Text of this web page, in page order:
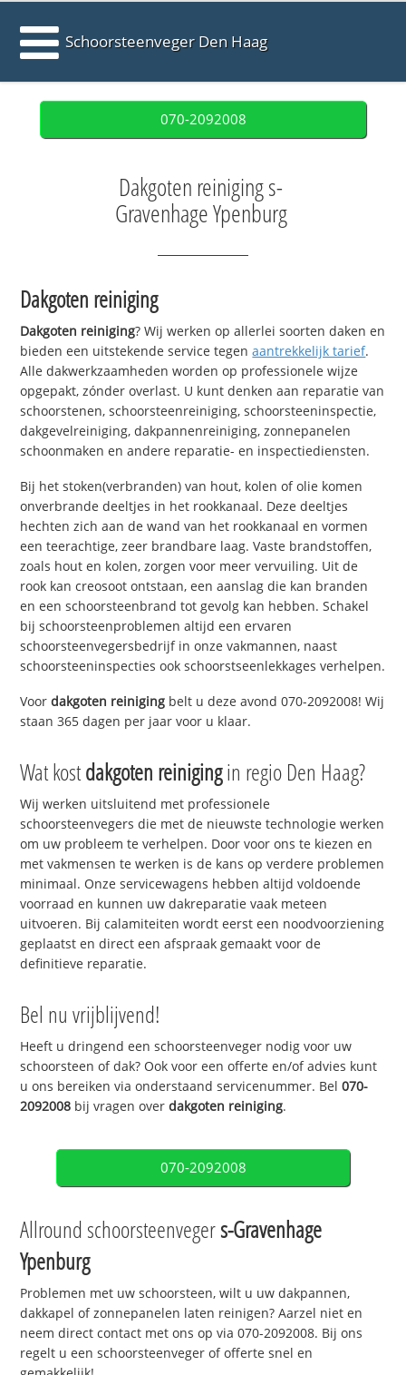
Schoorsteenveger Den Haag
070-2092008
Dakgoten reiniging s-
Gravenhage Ypenburg
Dakgoten reiniging
Dakgoten reiniging? Wij werken op allerlei soorten daken en
bieden een uitstekende service tegenaantrekkelijk tarief.
Alle dakwerkzaamheden worden op professionele wijze
opgepakt, zónder overlast. U kunt denken aan reparatie van
schoorstenen, schoorsteenreiniging, schoorsteeninspectie,
dakgevelreiniging, dakpannenreiniging, zonnepanelen
schoonmaken en andere reparatie- en inspectiediensten.
Bij het stoken(verbranden) van hout, kolen of olie komen
onverbrande deeltjes in het rookkanaal. Deze deeltjes
hechten zich aan de wand van het rookkanaal en vormen
een teerachtige, zeer brandbare laag. Vaste brandstoffen,
zoals hout en kolen, zorgen voor meer vervuiling. Uit de
rook kan creosoot ontstaan, een aanslag die kan branden
en een schoorsteenbrand tot gevolg kan hebben. Schakel
bij schoorsteenproblemen altijd een ervaren
schoorsteenvegersbedrijf in onze vakmannen, naast
schoorsteeninspecties ook schoorstseenlekkages verhelpen.
Voordakgoten reiniging belt u deze avond 070-2092008! Wij
staan 365 dagen per jaar voor u klaar.
Wat kostdakgoten reinigingin regio Den Haag?
Wij werken uitsluitend met professionele
schoorsteenvegers die met de nieuwste technologie werken
om uw probleem te verhelpen. Door voor ons te kiezen en
met vakmensen te werken is de kans op verdere problemen
minimaal. Onze servicewagens hebben altijd voldoende
voorraad en kunnen uw dakreparatie vaak meteen
uitvoeren. Bij calamiteiten wordt eerst een noodvoorziening
geplaatst en direct een afspraak gemaakt voor de
definitieve reparatie.
Bel nu vrijblijvend!
Heeft u dringend een schoorsteenveger nodig voor uw
schoorsteen of dak? Ook voor een offerte en/of advies kunt
u ons bereiken via onderstaand servicenummer. Bel070-
2092008 bij vragen overdakgoten reiniging.
070-2092008
Allround schoorsteenvegers-Gravenhage
Ypenburg
Problemen met uw schoorsteen, wilt u uw dakpannen,
dakkapel of zonnepanelen laten reinigen? Aarzel niet en
neem direct contact met ons op via 070-2092008. Bij ons
regelt u een schoorsteenveger of offerte snel en